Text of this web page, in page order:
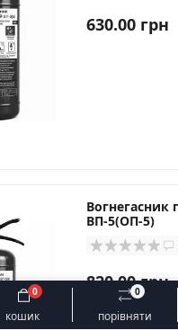
порівняти
0
кошик
0
630.00 грн
ВП-5(ОП-5)
820.00 грн